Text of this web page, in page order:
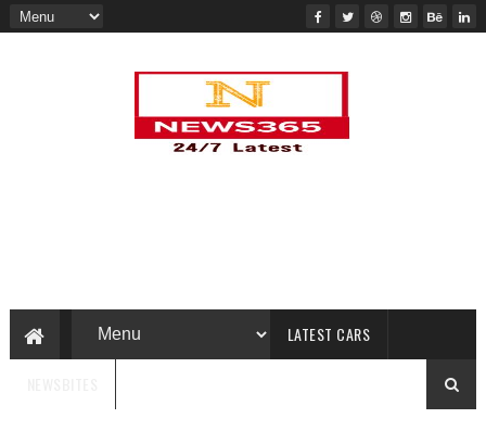
LATEST CARS